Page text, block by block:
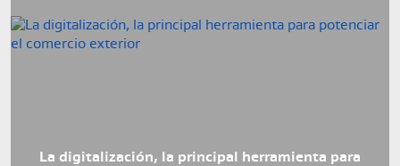
La digitalización, la principal herramienta para